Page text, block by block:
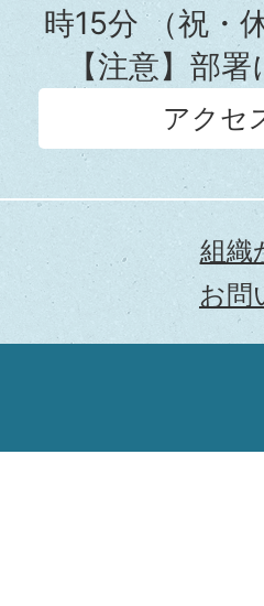
時15分（祝・
【注意】部
アクセ
組織
お問